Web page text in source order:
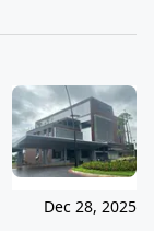
Dec 28, 2025